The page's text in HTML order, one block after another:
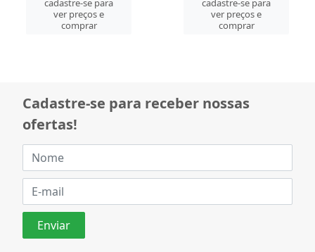
cadastre-se para
ver preços e
comprar
cadastre-se para
ver preços e
comprar
Cadastre-se para receber nossas
ofertas!